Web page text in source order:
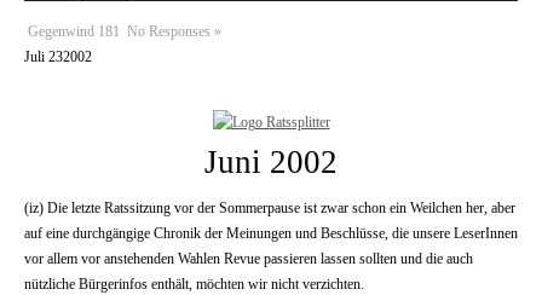
Gegenwind 181 No Responses »
Juli 232002
Juni 2002
(iz) Die letzte Ratssitzung vor der Sommerpause ist zwar schon ein Weilchen her, aber
auf eine durchgängige Chronik der Meinungen und Beschlüsse, die unsere LeserInnen
vor allem vor anstehenden Wahlen Revue passieren lassen sollten und die auch
nützliche Bürgerinfos enthält, möchten wir nicht verzichten.